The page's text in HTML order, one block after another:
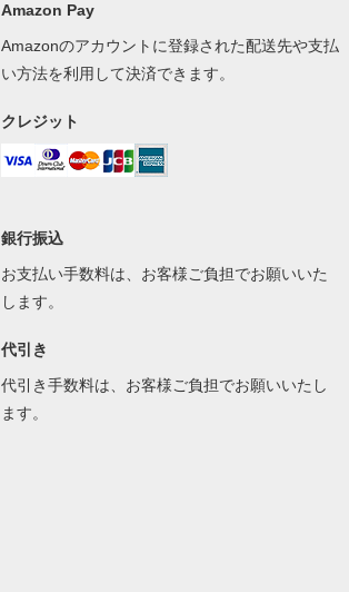
Amazon Pay
Amazonのアカウントに登録された配送先や支払
い方法を利用して決済できます。
クレジット
銀行振込
お支払い手数料は、お客様ご負担でお願いいた
します。
代引き
代引き手数料は、お客様ご負担でお願いいたし
ます。